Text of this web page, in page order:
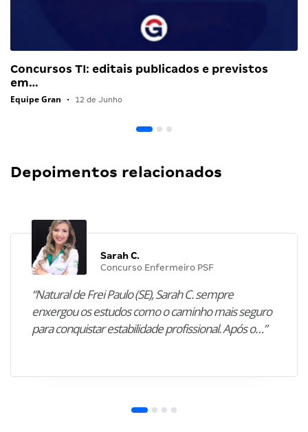
Concursos TI: editais publicados e previstos
em…
Equipe Gran • 12 de Junho
Depoimentos relacionados
Sarah C.
Concurso Enfermeiro PSF
“Natural de Frei Paulo (SE), Sarah C. sempre
enxergou os estudos como o caminho mais seguro
para conquistar estabilidade profissional. Após o…”